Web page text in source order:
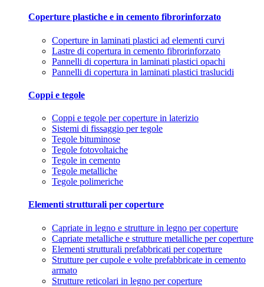
Coperture plastiche e in cemento fibrorinforzato
Coperture in laminati plastici ad elementi curvi
Lastre di copertura in cemento fibrorinforzato
Pannelli di copertura in laminati plastici opachi
Pannelli di copertura in laminati plastici traslucidi
Coppi e tegole
Coppi e tegole per coperture in laterizio
Sistemi di fissaggio per tegole
Tegole bituminose
Tegole fotovoltaiche
Tegole in cemento
Tegole metalliche
Tegole polimeriche
Elementi strutturali per coperture
Capriate in legno e strutture in legno per coperture
Capriate metalliche e strutture metalliche per coperture
Elementi strutturali prefabbricati per coperture
Strutture per cupole e volte prefabbricate in cemento
armato
Strutture reticolari in legno per coperture